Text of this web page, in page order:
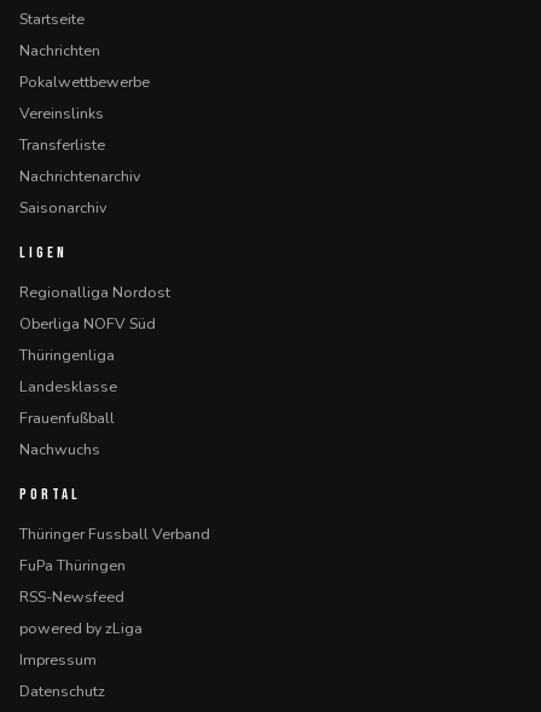
Startseite
Nachrichten
Pokalwettbewerbe
Vereinslinks
Transferliste
Nachrichtenarchiv
Saisonarchiv
LIGEN
Regionalliga Nordost
Oberliga NOFV Süd
Thüringenliga
Landesklasse
Frauenfußball
Nachwuchs
PORTAL
Thüringer Fussball Verband
FuPa Thüringen
RSS-Newsfeed
powered by zLiga
Impressum
Datenschutz